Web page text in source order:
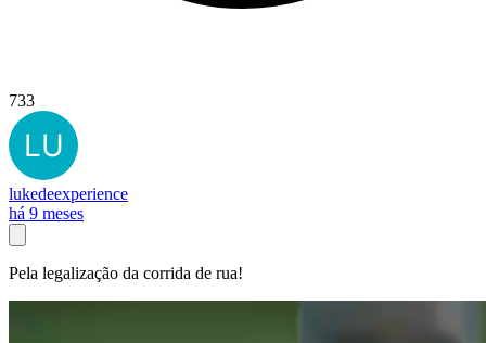
733
lukedeexperience
há 9 meses
Pela legalização da corrida de rua!